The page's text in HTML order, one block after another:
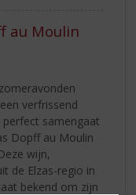
au Moulin
verfrissend
perfect samengaat
Dopff au Moulin
wijn,
de Elzas-regio in
bekend om zijn